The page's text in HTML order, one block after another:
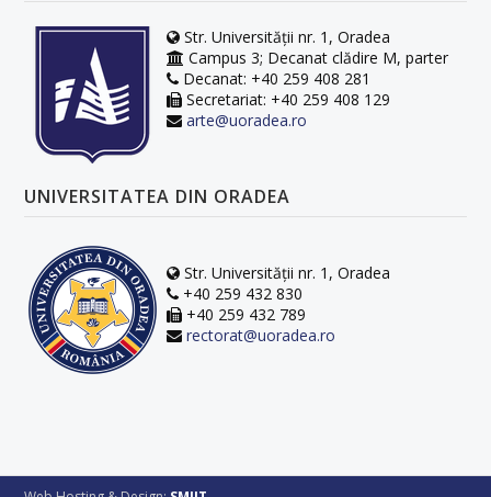
Str. Universității nr. 1, Oradea
Campus 3; Decanat clădire M, parter
Decanat: +40 259 408 281
Secretariat: +40 259 408 129
arte@uoradea.ro
UNIVERSITATEA DIN ORADEA
Str. Universității nr. 1, Oradea
+40 259 432 830
+40 259 432 789
rectorat@uoradea.ro